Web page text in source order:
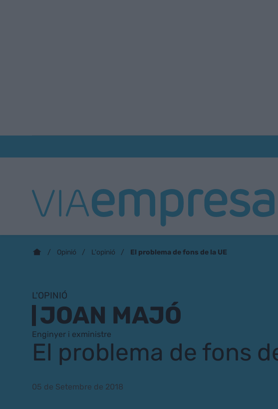
Opinió L'opinió El problema de fons de la UE
L'OPINIÓ
JOAN MAJÓ
Enginyer i exministre
El problema de fons
05 de Setembre de 2018